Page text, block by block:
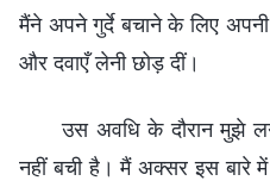
मैंने अपने गुर्दे बचाने के लिए
और दवाएँ लेनी छोड़ दीं।
उस अवधि के दौरान मुझे
नहीं बची है। मैं अक्सर इस बारे में